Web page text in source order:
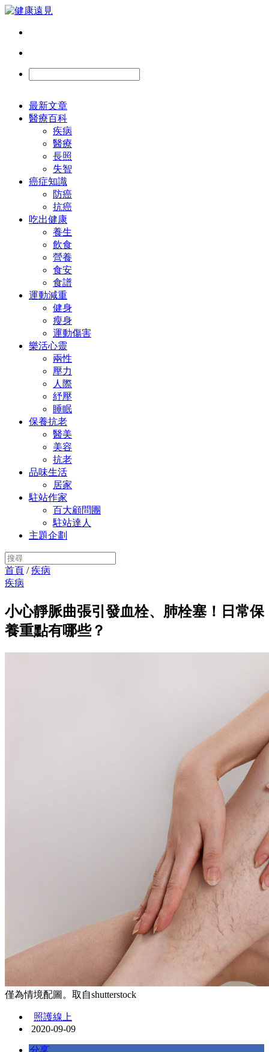
最新文章
醫療百科
疾病
醫療
長照
失智
癌症知識
防癌
抗癌
吃出健康
養生
飲食
營養
食安
食譜
運動減重
健身
瘦身
運動傷害
樂活心靈
兩性
壓力
人際
紓壓
睡眠
保養抗老
醫美
美容
抗老
品味生活
居家
駐站作家
百大顧問團
駐站達人
主題企劃
首頁 /疾病
疾病
小心靜脈曲張引發血栓、肺栓塞！日常保
養重點有哪些？
僅為情境配圖。取自shutterstock
照護線上
2020-09-09
分享